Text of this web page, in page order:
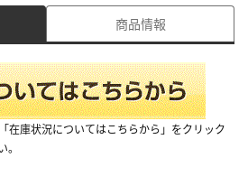
商品情報
在庫状況についてはこちらから」をクリック